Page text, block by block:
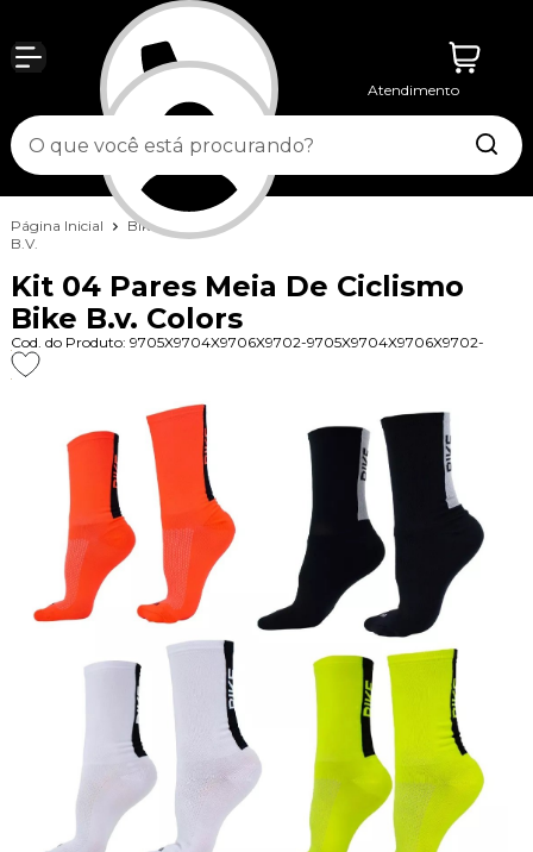
Atendimento
Página Inicial Bike
Meias
B.V.
Kit 04 Pares Meia De Ciclismo
Bike B.v. Colors
Cod. do Produto: 9705X9704X9706X9702-9705X9704X9706X9702-